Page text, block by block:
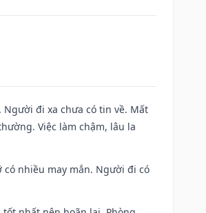
đi xa chưa có tin về. Mất
Việc làm chậm, lâu la
nhiều may mắn. Người đi có